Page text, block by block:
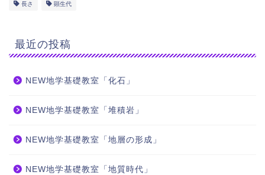
長さ 顕生代
最近の投稿
NEW地学基礎教室「化石」
NEW地学基礎教室「堆積岩」
NEW地学基礎教室「地層の形成」
NEW地学基礎教室「地質時代」